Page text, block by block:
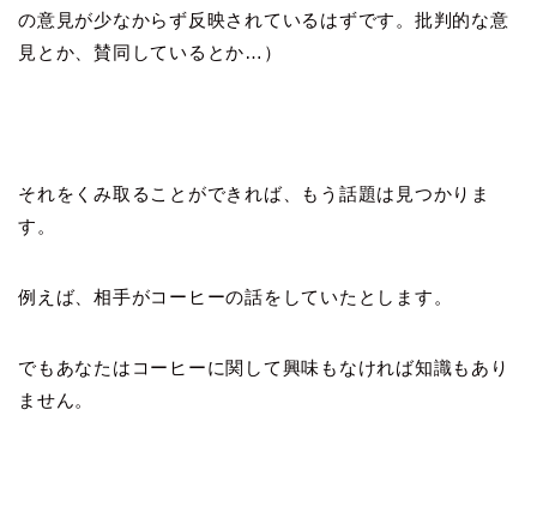
の意見が少なからず反映されているはずです。批判的な意
見とか、賛同しているとか…）
それをくみ取ることができれば、もう話題は見つかりま
す。
例えば、相手がコーヒーの話をしていたとします。
でもあなたはコーヒーに関して興味もなければ知識もあり
ません。